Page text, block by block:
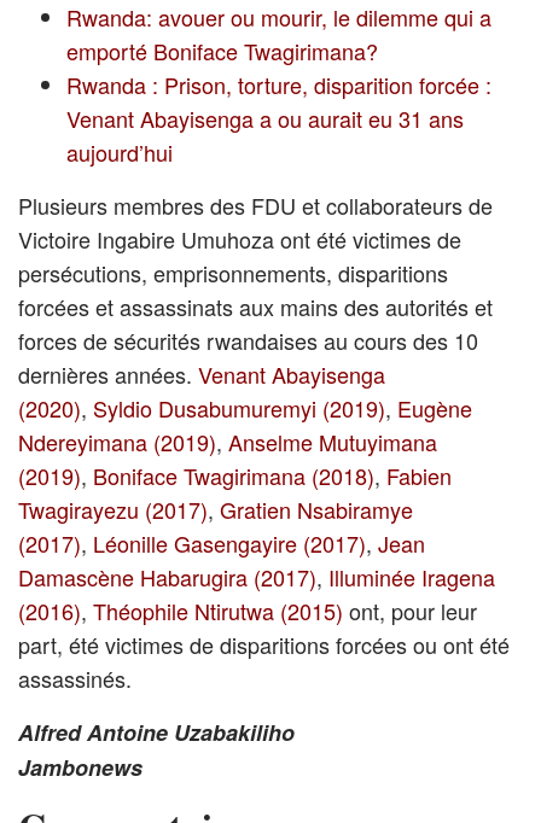
Rwanda: avouer ou mourir, le dilemme qui a
emporté Boniface Twagirimana?
Rwanda : Prison, torture, disparition forcée :
Venant Abayisenga a ou aurait eu 31 ans
aujourd’hui
Plusieurs membres des FDU et collaborateurs de
Victoire Ingabire Umuhoza ont été victimes de
persécutions, emprisonnements, disparitions
forcées et assassinats aux mains des autorités et
forces de sécurités rwandaises au cours des 10
dernières années. Venant Abayisenga
(2020), Syldio Dusabumuremyi (2019), Eugène
Ndereyimana (2019), Anselme Mutuyimana
(2019), Boniface Twagirimana (2018), Fabien
Twagirayezu (2017), Gratien Nsabiramye
(2017), Léonille Gasengayire (2017), Jean
Damascène Habarugira (2017), Illuminée Iragena
(2016), Théophile Ntirutwa (2015) ont, pour leur
part, été victimes de disparitions forcées ou ont été
assassinés.
Alfred Antoine Uzabakiliho
Jambonews